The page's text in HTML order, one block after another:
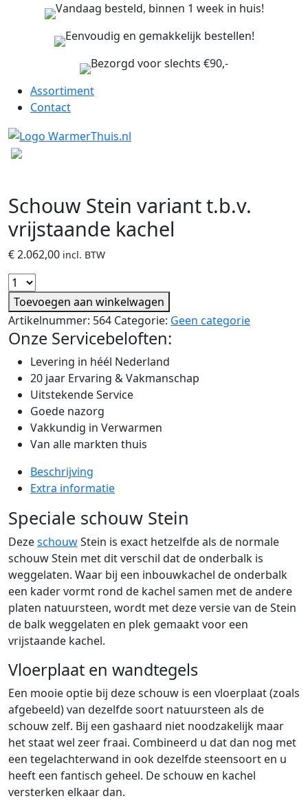
Vandaag besteld, binnen 1 week in huis!
Eenvoudig en gemakkelijk bestellen!
Bezorgd voor slechts €90,-
Assortiment
Contact
Schouw Stein variant t.b.v.
vrijstaande kachel
€2.062,00 incl. BTW
Toevoegen aan winkelwagen
Artikelnummer: 564 Categorie: Geen categorie
Onze Servicebeloften:
Levering in héél Nederland
20 jaar Ervaring & Vakmanschap
Uitstekende Service
Goede nazorg
Vakkundig in Verwarmen
Van alle markten thuis
Beschrijving
Extra informatie
Speciale schouw Stein
DezeschouwStein is exact hetzelfde als de normale
schouw Stein met dit verschil dat de onderbalk is
weggelaten. Waar bij een inbouwkachel de onderbalk
een kader vormt rond de kachel samen met de andere
platen natuursteen, wordt met deze versie van de Stein
de balk weggelaten en plek gemaakt voor een
vrijstaande kachel.
Vloerplaat en wandtegels
Een mooie optie bij deze schouw is een vloerplaat (zoals
afgebeeld) van dezelfde soort natuursteen als de
schouw zelf. Bij een gashaard niet noodzakelijk maar
het staat wel zeer fraai. Combineerd u dat dan nog met
een tegelachterwand in ook dezelfde steensoort en u
heeft een fantisch geheel. De schouw en kachel
versterken elkaar dan.